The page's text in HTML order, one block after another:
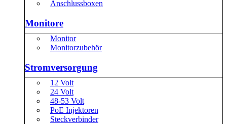
Anschlussboxen
Monitore
Monitor
Monitorzubehör
Stromversorgung
12 Volt
24 Volt
48-53 Volt
PoE Injektoren
Steckverbinder